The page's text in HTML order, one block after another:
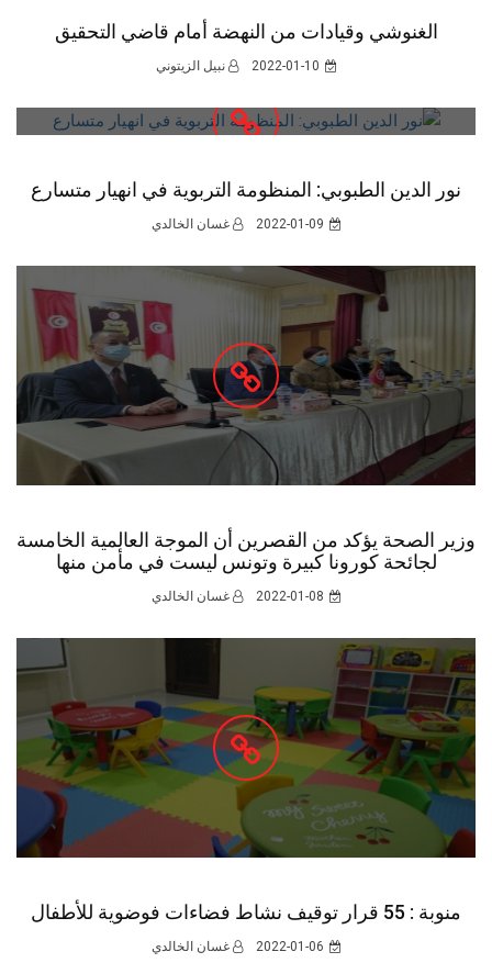
الغنوشي وقيادات من النهضة أمام قاضي التحقيق
2022-01-10 نبيل الزيتوني
نور الدين الطبوبي: المنظومة التربوية في انهيار متسارع
2022-01-09 غسان الخالدي
وزير الصحة يؤكد من القصرين أن الموجة العالمية الخامسة
لجائحة كورونا كبيرة وتونس ليست في مأمن منها
2022-01-08 غسان الخالدي
منوبة : 55 قرار توقيف نشاط فضاءات فوضوية للأطفال
2022-01-06 غسان الخالدي